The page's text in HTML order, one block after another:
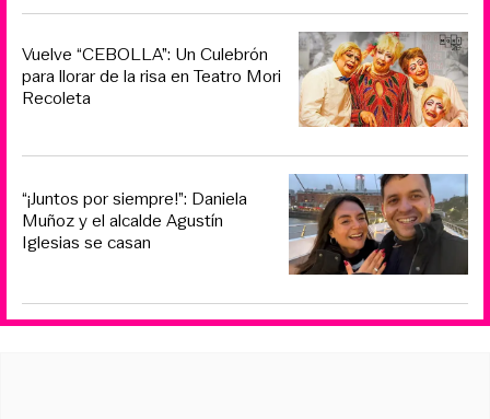
Vuelve “CEBOLLA”: Un Culebrón
para llorar de la risa en Teatro Mori
Recoleta
“¡Juntos por siempre!”: Daniela
Muñoz y el alcalde Agustín
Iglesias se casan